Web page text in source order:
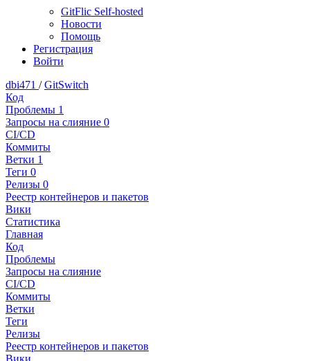
GitFlic Self-hosted
Новости
Помощь
Регистрация
Войти
dbi471 / GitSwitch
Код
Проблемы 1
Запросы на слияние 0
CI/CD
Коммиты
Ветки 1
Теги 0
Релизы 0
Реестр контейнеров и пакетов
Вики
Статистика
Главная
Код
Проблемы
Запросы на слияние
CI/CD
Коммиты
Ветки
Теги
Релизы
Реестр контейнеров и пакетов